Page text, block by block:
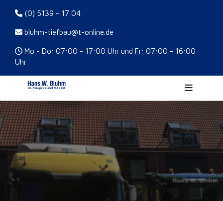
(0) 5139 - 17 04
bluhm-tiefbau@t-online.de
Mo - Do: 07:00 - 17:00 Uhr und Fr: 07:00 - 16:00
Uhr